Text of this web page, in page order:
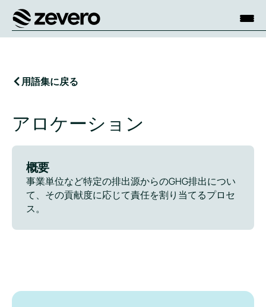
ホーム
用語集に戻る
アロケーション
概要
事業単位など特定の排出源からのGHG排出につい
て、その貢献度に応じて責任を割り当てるプロセ
ス。